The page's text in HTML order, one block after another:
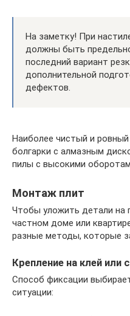
На заметку! При
должны быть
последний вариант
дополнительной
дефектов.
Наиболее чистый и
болгарки с алмазным
пилы с высокими
Монтаж плит
Чтобы уложить детали на
частном доме или
разные методы, которые
Крепление на клей или
Способ фиксации
ситуации: